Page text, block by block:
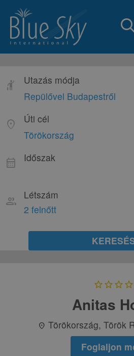
hail
Utazás módja
Repülővel Budapestről
location_on
Úti cél
Törökország
calendar_month Időszak
group
Létszám
2 felnőtt
starstarstarstar
Anitas
location_on Törökország, Török
Foglaljon